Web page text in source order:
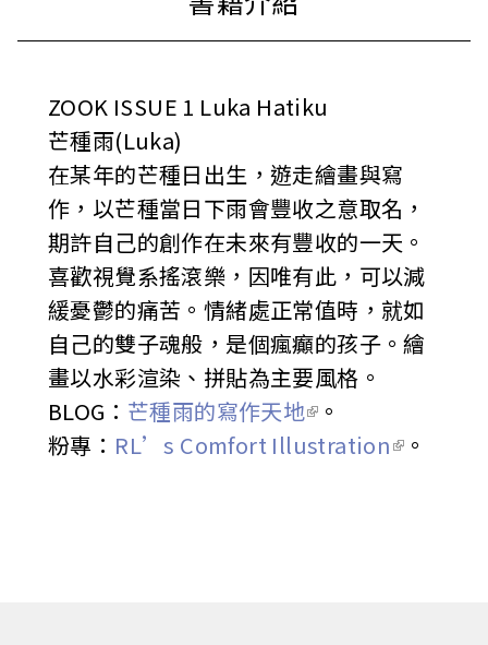
ZOOK ISSUE 1 Luka Hatiku
芒種雨(Luka)
在某年的芒種日出生，遊走繪畫與寫
作，以芒種當日下雨會豐收之意取名，
期許自己的創作在未來有豐收的一天。
喜歡視覺系搖滾樂，因唯有此，可以減
緩憂鬱的痛苦。情緒處正常值時，就如
自己的雙子魂般，是個瘋癲的孩子。繪
畫以水彩渲染、拼貼為主要風格。
BLOG： 芒種雨的寫作天地
。
粉專： RL’s Comfort Illustration 。